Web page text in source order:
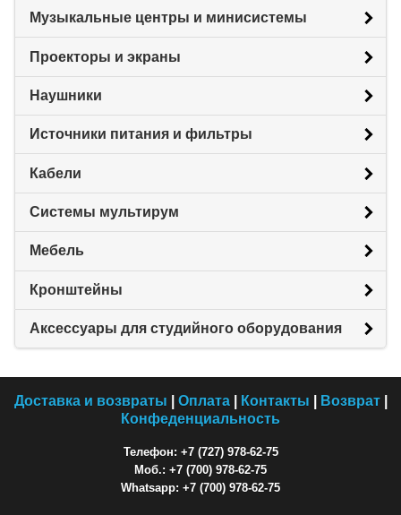
Музыкальные центры и минисистемы
Проекторы и экраны
Наушники
Источники питания и фильтры
Кабели
Системы мультирум
Мебель
Кронштейны
Аксессуары для студийного оборудования
Доставка и возвраты Оплата| Контакты Возврат|
Конфеденциальность
Телефон: +7 (727) 978-62-75
Моб.: +7 (700) 978-62-75
Whatsapp: +7 (700) 978-62-75